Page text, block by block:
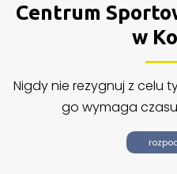
Centrum
w
Nigdy nie rezygnuj z celu
go wymaga